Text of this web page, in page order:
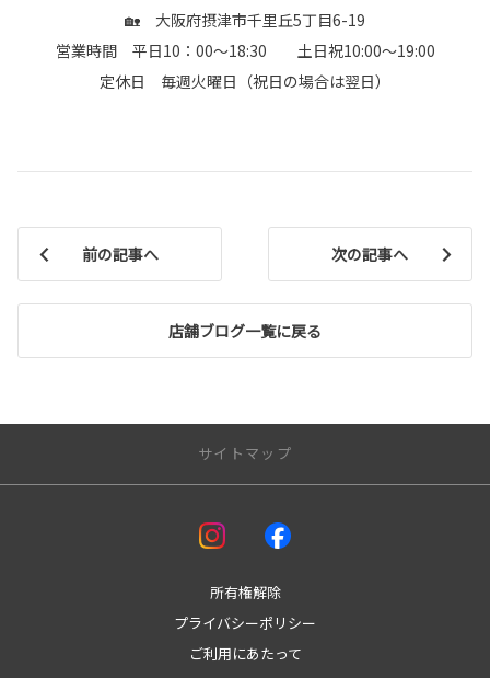
🏡 大阪府摂津市千里丘5丁目6-19
営業時間 平日10：00～18:30 土日祝10:00～19:00
定休日 毎週火曜日（祝日の場合は翌日）​​​​​​
前の記事へ
店舗ブログ一覧に戻る
次の記事へ
サイトマップ
所有権解除
プライバシーポリシー
ご利用にあたって